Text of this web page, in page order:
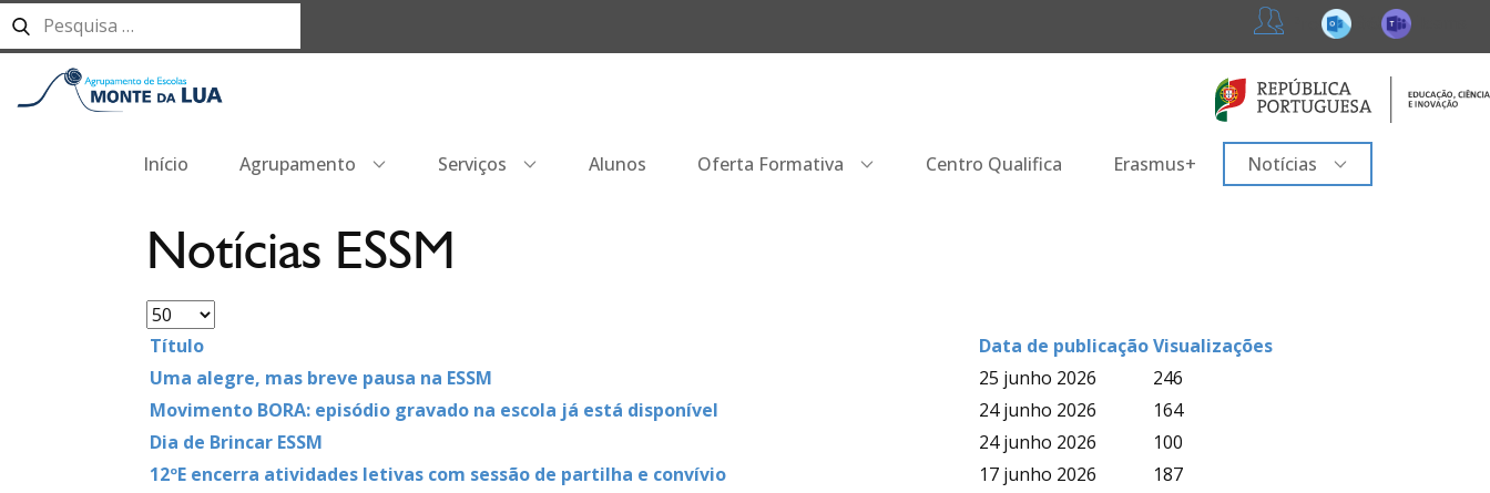
Professores
365
Início Agrupamento Serviços Alunos Oferta Formativa Centro Qualifica Erasmus+ Notícias
Notícias ESSM
Título Data de publicaçãoVisualizações
Uma alegre, mas breve pausa na ESSM
25 junho 2026
246
Movimento BORA: episódio gravado na escola já está disponível
24 junho 2026
164
Dia de Brincar ESSM
24 junho 2026
100
12ºE encerra atividades letivas com sessão de partilha e convívio
17 junho 2026
187